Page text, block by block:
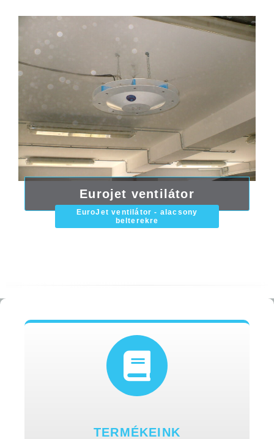
Eurojet ventilátor
EuroJet ventilátor - alacsony
belterekre
TERMÉKEINK